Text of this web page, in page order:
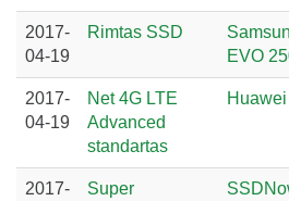
2017-
04-19
Rimtas SSD
EVO
2017-
04-19
Net 4G LTE
Advanced
standartas
2017-
Super